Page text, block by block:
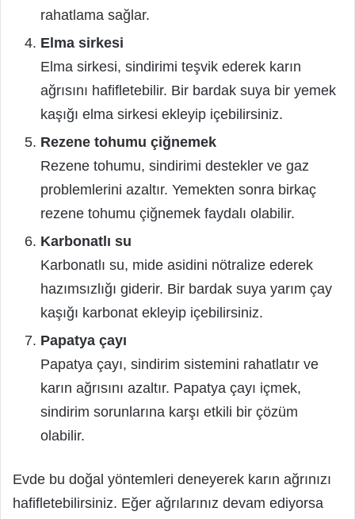
rahatlama sağlar.
Elma sirkesi
Elma sirkesi, sindirimi teşvik ederek karın
ağrısını hafifletebilir. Bir bardak suya bir yemek
kaşığı elma sirkesi ekleyip içebilirsiniz.
Rezene tohumu çiğnemek
Rezene tohumu, sindirimi destekler ve gaz
problemlerini azaltır. Yemekten sonra birkaç
rezene tohumu çiğnemek faydalı olabilir.
Karbonatlı su
Karbonatlı su, mide asidini nötralize ederek
hazımsızlığı giderir. Bir bardak suya yarım çay
kaşığı karbonat ekleyip içebilirsiniz.
Papatya çayı
Papatya çayı, sindirim sistemini rahatlatır ve
karın ağrısını azaltır. Papatya çayı içmek,
sindirim sorunlarına karşı etkili bir çözüm
olabilir.
Evde bu doğal yöntemleri deneyerek karın ağrınızı
hafifletebilirsiniz. Eğer ağrılarınız devam ediyorsa